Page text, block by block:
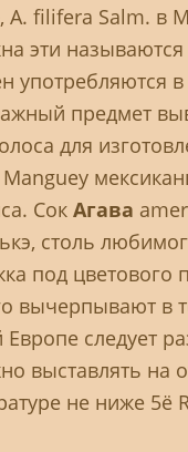
filifera Salm. в
эти называются
употребляются
предмет
для
Сок Агава
столь
под цветового
вычерпывают в
следует
выставлять на
не ниже 5ё